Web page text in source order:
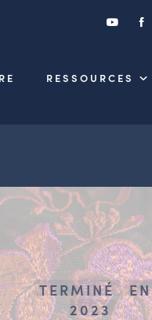
RESSOURCES
TERMINÉ
EN
2023